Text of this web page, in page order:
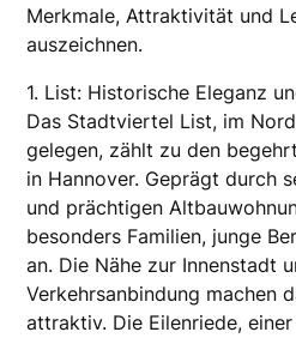
Merkmale, Attraktivität und
auszeichnen.
1. List: Historische Eleganz
Das Stadtviertel List, im
gelegen, zählt zu den
in Hannover. Geprägt durch
und prächtigen
besonders Familien, junge
an. Die Nähe zur Innenstadt
Verkehrsanbindung machen
attraktiv. Die Eilenriede,